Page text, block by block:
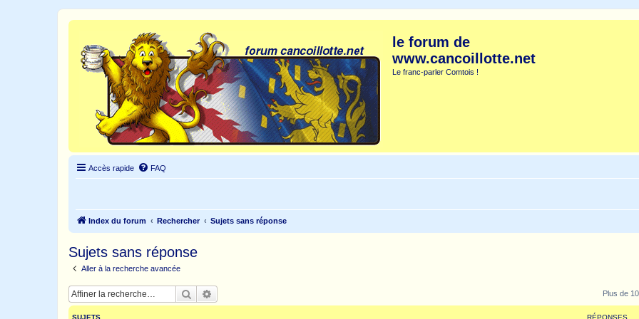
le forum de
www.cancoillotte.net
Le franc-parler Comtois !
Accès rapide FAQ
Index du forum Rechercher Sujets sans réponse
Sujets sans réponse
Aller à la recherche avancée
Rechercher Plus de
SUJETS RÉPONSES